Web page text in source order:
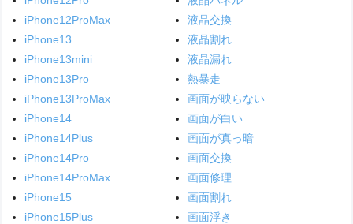
iPhone12ProMax
iPhone13
iPhone13mini
iPhone13Pro
iPhone13ProMax
iPhone14
iPhone14Plus
iPhone14Pro
iPhone14ProMax
iPhone15
iPhone15Plus
液晶交換
液晶割れ
液晶漏れ
熱暴走
画面が映らない
画面が白い
画面が真っ暗
画面交換
画面修理
画面割れ
画面浮き